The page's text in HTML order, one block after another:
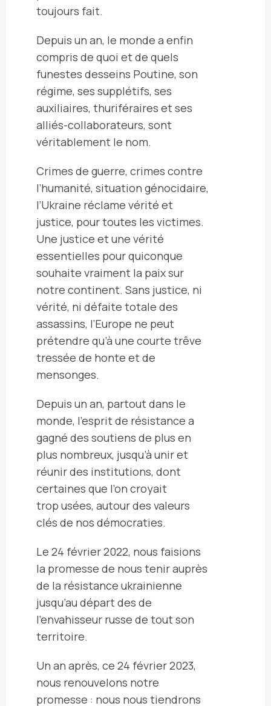
toujours fait.
Depuis un an, le monde a enfin
compris de quoi et de quels
funestes desseins Poutine, son
régime, ses supplétifs, ses
auxiliaires, thuriféraires et ses
alliés-collaborateurs, sont
véritablement le nom.
Crimes de guerre, crimes contre
l’humanité, situation génocidaire,
l’Ukraine réclame vérité et
justice, pour toutes les victimes.
Une justice et une vérité
essentielles pour quiconque
souhaite vraiment la paix sur
notre continent. Sans justice, ni
vérité, ni défaite totale des
assassins, l’Europe ne peut
prétendre qu’à une courte trêve
tressée de honte et de
mensonges.
Depuis un an, partout dans le
monde, l’esprit de résistance a
gagné des soutiens de plus en
plus nombreux, jusqu’à unir et
réunir des institutions, dont
certaines que l’on croyait
trop usées, autour des valeurs
clés de nos démocraties.
Le 24 février 2022, nous faisions
la promesse de nous tenir auprès
de la résistance ukrainienne
jusqu’au départ des de
l’envahisseur russe de tout son
territoire.
Un an après, ce 24 février 2023,
nous renouvelons notre
promesse : nous nous tiendrons